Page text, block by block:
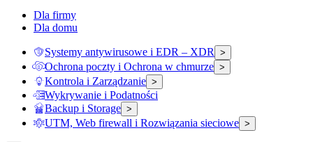
Dla firmy
Dla domu
Systemy antywirusowe i EDR – XDR >
Ochrona poczty i Ochrona w chmurze >
Kontrola i Zarządzanie >
Wykrywanie i Podatności
Backup i Storage >
UTM, Web firewall i Rozwiązania sieciowe >